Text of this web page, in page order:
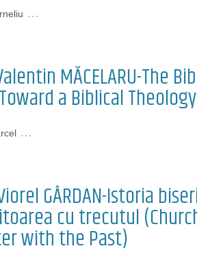
…
MĂCELARU-The
a Biblical
…
GÂRDAN-Istoria
cu trecutul
with the Past)